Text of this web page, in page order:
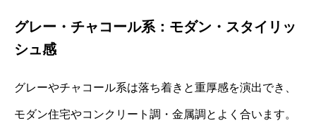
グレー・チャコール系：モダン・スタイリッ
シュ感
グレーやチャコール系は落ち着きと重厚感を演出でき、
モダン住宅やコンクリート調・金属調とよく合います。